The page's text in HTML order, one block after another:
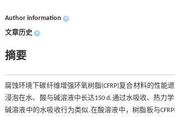
Author information +
文章历史 +
摘要
腐蚀环境下碳纤维增强环氧树脂(CFRP)复合材料的性能
浸泡在水、酸与碱溶液中长达150 d.通过水吸收、热力
碱溶液中的水吸收行为类似.在酸溶液中，树脂板与